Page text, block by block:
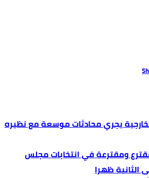
يجري محادثات موسعة مع نظيره
مقترع ومقترعة في انتخابات مجلس
الثانية ظهرا